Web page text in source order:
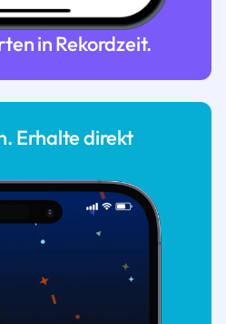
in Rekordzeit.
Erhalte direkt